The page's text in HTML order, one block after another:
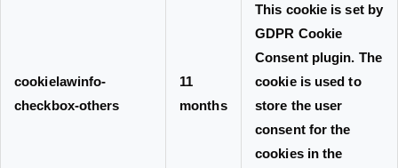
cookielawinfo-
checkbox-others
11
months
This cookie is set by
GDPR Cookie
Consent plugin. The
cookie is used to
store the user
consent for the
cookies in the